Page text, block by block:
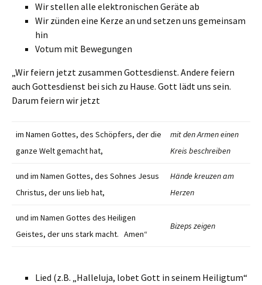
Wir stellen alle elektronischen Geräte ab
Wir zünden eine Kerze an und setzen uns gemeinsam
hin
Votum mit Bewegungen
„Wir feiern jetzt zusammen Gottesdienst. Andere feiern
auch Gottesdienst bei sich zu Hause. Gott lädt uns sein.
Darum feiern wir jetzt
im Namen Gottes, des Schöpfers, der die
ganze Welt gemacht hat,
mit den Armen einen
Kreis beschreiben
und im Namen Gottes, des Sohnes Jesus
Christus, der uns lieb hat,
Hände kreuzen am
Herzen
und im Namen Gottes des Heiligen
Geistes, der uns stark macht. Amen“
Bizeps zeigen
Lied (z.B. „Halleluja, lobet Gott in seinem Heiligtum“